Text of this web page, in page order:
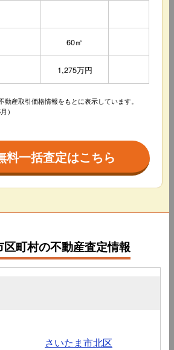
60㎡
1,275万円
産取引価格情報をもとに表示しています。
）
料一括査定はこちら
町村の不動産査定情報
さいたま市北区